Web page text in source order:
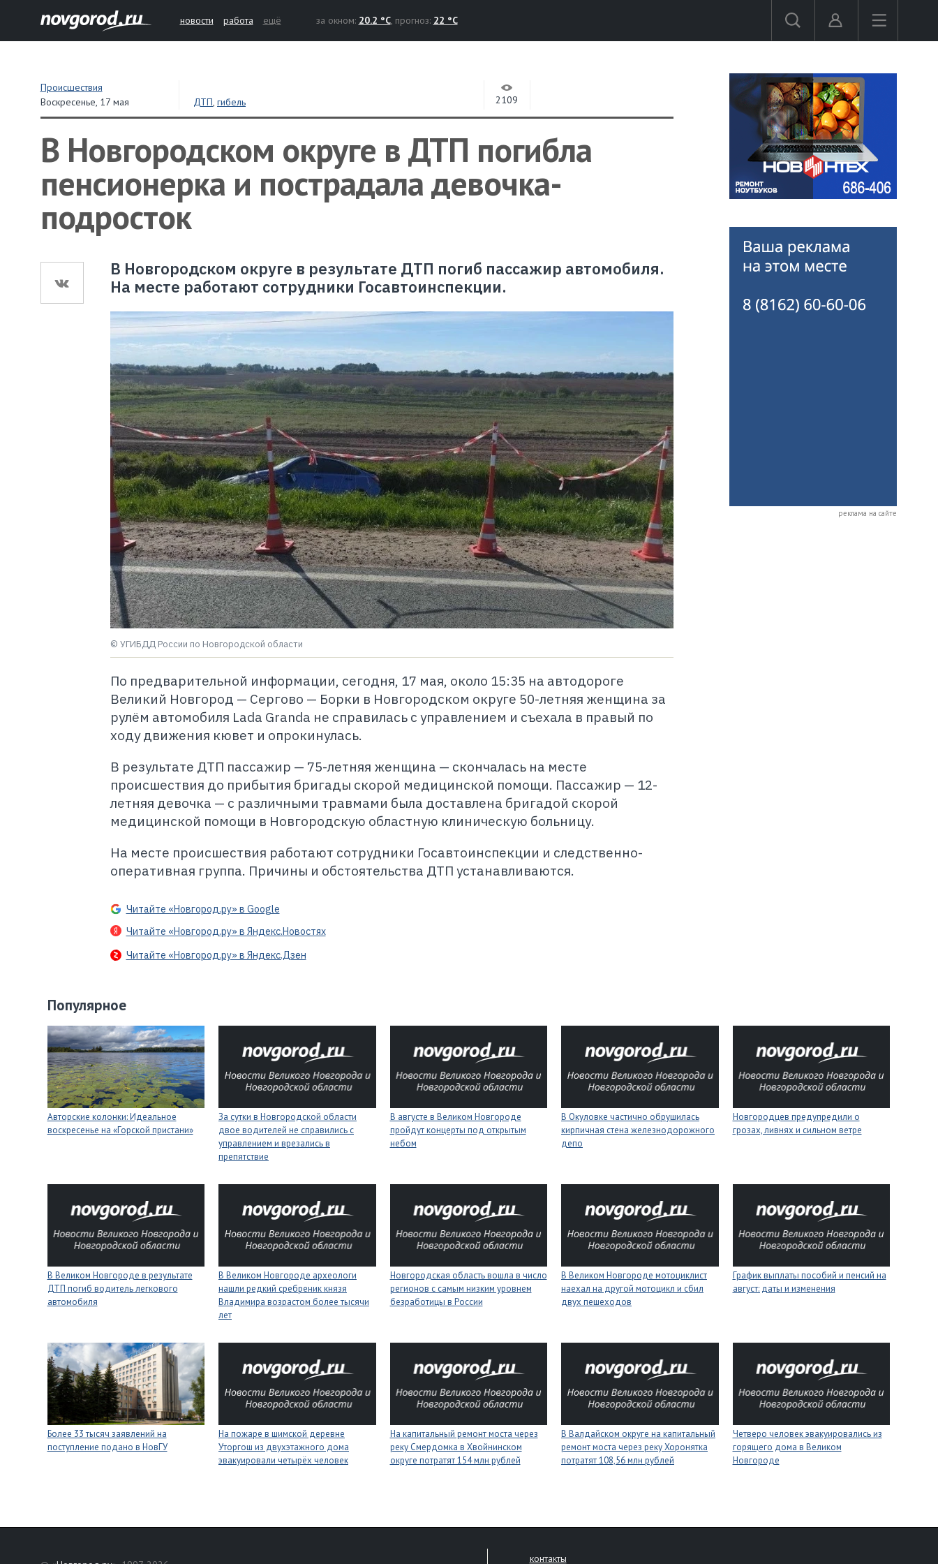
новости работа ещё за окном: 20.2 °C, прогноз: 22 °C
Происшествия
Воскресенье, 17 мая ДТП,гибель 2109
В Новгородском округе в ДТП погибла
пенсионерка и пострадала девочка-
подросток
В Новгородском округе в результате ДТП погиб пассажир автомобиля.
На месте работают сотрудники Госавтоинспекции.
© УГИБДД России по Новгородской области
По предварительной информации, сегодня, 17 мая, около 15:35 на автодороге
Великий Новгород — Сергово — Борки в Новгородском округе 50-летняя женщина за
рулём автомобиля Lada Granda не справилась с управлением и съехала в правый по
ходу движения кювет и опрокинулась.
В результате ДТП пассажир — 75-летняя женщина — скончалась на месте
происшествия до прибытия бригады скорой медицинской помощи. Пассажир — 12-
летняя девочка — с различными травмами была доставлена бригадой скорой
медицинской помощи в Новгородскую областную клиническую больницу.
На месте происшествия работают сотрудники Госавтоинспекции и следственно-
оперативная группа. Причины и обстоятельства ДТП устанавливаются.
Читайте «Новгород.ру» в Google
Читайте «Новгород.ру» в Яндекс.Новостях
Читайте «Новгород.ру» в Яндекс.Дзен
реклама на сайте
Популярное
Авторские колонки: Идеальное
воскресенье на «Горской пристани»
За сутки в Новгородской области
двое водителей не справились с
управлением и врезались в
препятствие
В августе в Великом Новгороде
пройдут концерты под открытым
небом
В Окуловке частично обрушилась
кирпичная стена железнодорожного
депо
Новгородцев предупредили о
грозах, ливнях и сильном ветре
В Великом Новгороде в результате
ДТП погиб водитель легкового
автомобиля
В Великом Новгороде археологи
нашли редкий сребреник князя
Владимира возрастом более тысячи
лет
Новгородская область вошла в число
регионов с самым низким уровнем
безработицы в России
В Великом Новгороде мотоциклист
наехал на другой мотоцикл и сбил
двух пешеходов
График выплаты пособий и пенсий на
август: даты и изменения
Более 33 тысяч заявлений на
поступление подано в НовГУ
На пожаре в шимской деревне
Уторгош из двухэтажного дома
эвакуировали четырёх человек
На капитальный ремонт моста через
реку Смердомка в Хвойнинском
округе потратят 154 млн рублей
В Валдайском округе на капитальный
ремонт моста через реку Хоронятка
потратят 108,56 млн рублей
Четверо человек эвакуировались из
горящего дома в Великом
Новгороде
контакты